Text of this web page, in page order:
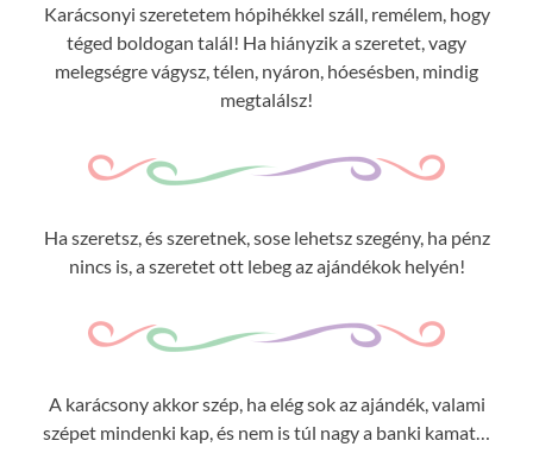
Karácsonyi szeretetem hópihékkel száll, remélem, hogy
téged boldogan talál! Ha hiányzik a szeretet, vagy
melegségre vágysz, télen, nyáron, hóesésben, mindig
megtalálsz!
Ha szeretsz, és szeretnek, sose lehetsz szegény, ha pénz
nincs is, a szeretet ott lebeg az ajándékok helyén!
A karácsony akkor szép, ha elég sok az ajándék, valami
szépet mindenki kap, és nem is túl nagy a banki kamat…